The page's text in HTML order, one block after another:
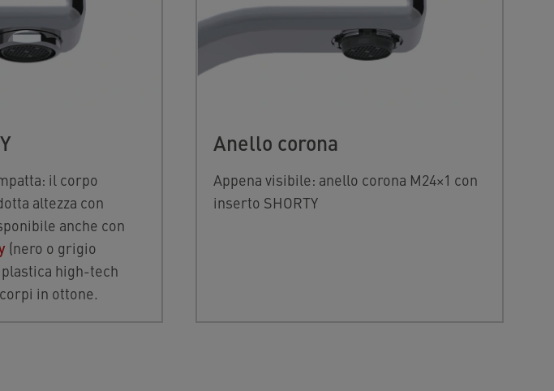
il corpo
altezza con
anche con
(nero o grigio
high-tech
in ottone.
Anello corona
Appena visibile: anello corona M24×1 con
inserto SHORTY